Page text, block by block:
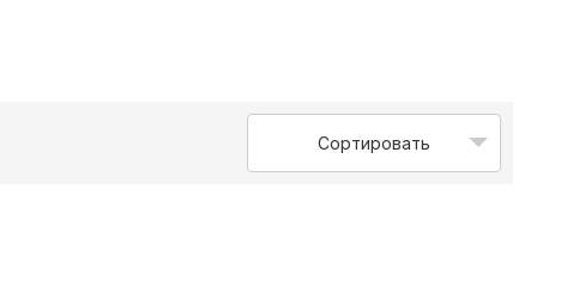
Сортировать